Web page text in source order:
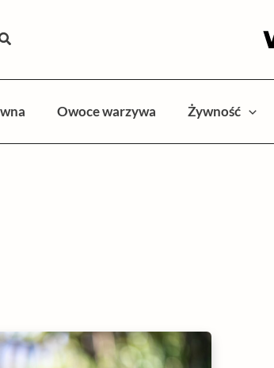
Owoce warzywa Żywność